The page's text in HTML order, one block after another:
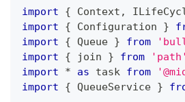
import { Context ,
import
{ Configuration }
import
{ Queue } from
import
{ join } from 'path'
import
* as task from
import
{ QueueService }